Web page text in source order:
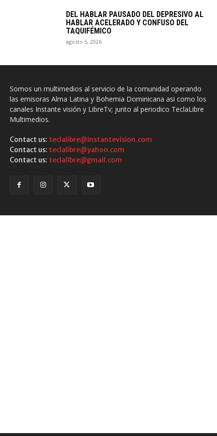
DEL HABLAR PAUSADO DEL DEPRESIVO AL
HABLAR ACELERADO Y CONFUSO DEL
TAQUIFÉMICO
agosto 5, 2026
Somos un multimedios al servicio de la comunidad operando
las emisoras Alma Latina y Bohemia Dominicana asi como los
canales Instante visión y LibreTv; junto al periodico TeclaLibre
Multimedios.
Contact us: teclalibre@instantevision.com
Contact us: teclalibre@yahoo.com
Contact us: teclalibre@gmail.com